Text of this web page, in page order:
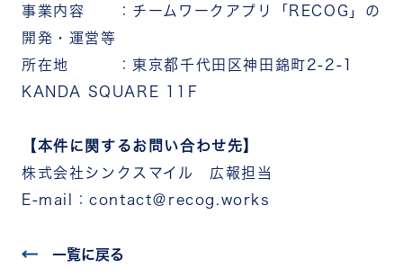
事業内容 ：チームワークアプリ「RECOG」の
開発・運営等
所在地 ：東京都千代田区神田錦町2-2-1
KANDA SQUARE 11F
【本件に関するお問い合わせ先】
株式会社シンクスマイル 広報担当
E-mail：contact＠recog.works
一覧に戻る